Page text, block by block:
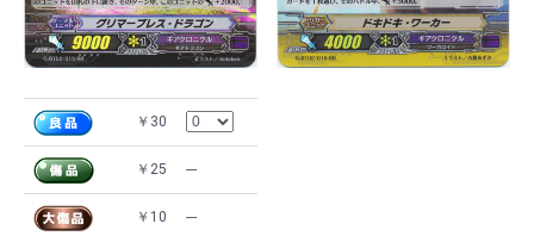
￥30
￥25 ---
￥10 ---